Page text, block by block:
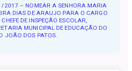
2017 – NOMEAR A SENHORA MARIA
DIAS DE ARAUJO PARA O CARGO
DE INSPEÇÃO ESCOLAR,
MUNICIPAL DE EDUCAÇÃO DO
JOÃO DOS PATOS.